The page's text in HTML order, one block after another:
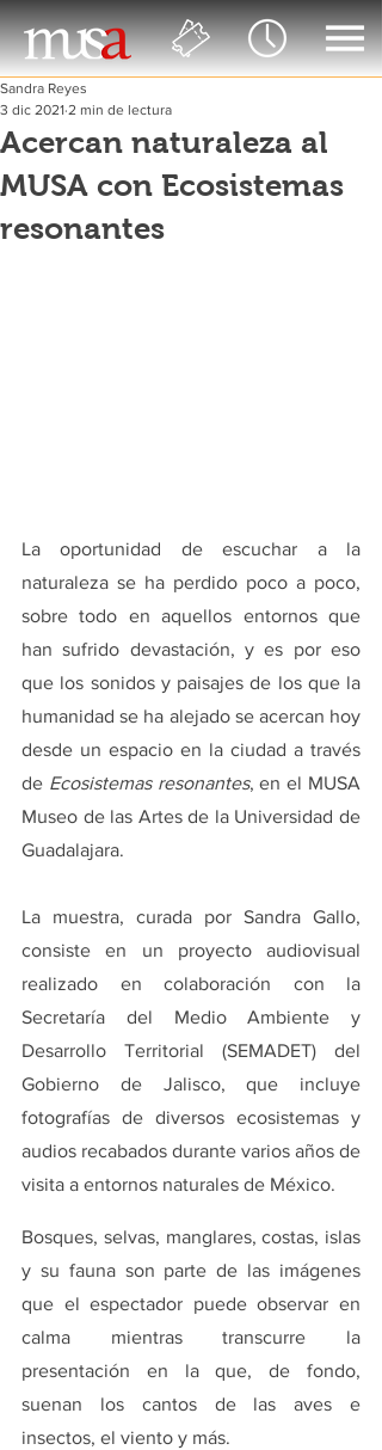
Acercan naturaleza al
MUSA con Ecosistemas
resonantes
Sandra Reyes
3 dic 2021 2 min de lectura
La oportunidad de escuchar a la
naturaleza se ha perdido poco a poco,
sobre todo en aquellos entornos que
han sufrido devastación, y es por eso
que los sonidos y paisajes de los que la
humanidad se ha alejado se acercan hoy
desde un espacio en la ciudad a través
de Ecosistemas resonantes, en el MUSA
Museo de las Artes de la Universidad de
Guadalajara.
La muestra, curada por Sandra Gallo,
consiste en un proyecto audiovisual
realizado en colaboración con la
Secretaría del Medio Ambiente y
Desarrollo Territorial (SEMADET) del
Gobierno de Jalisco, que incluye
fotografías de diversos ecosistemas y
audios recabados durante varios años de
visita a entornos naturales de México.
Bosques, selvas, manglares, costas, islas
y su fauna son parte de las imágenes
que el espectador puede observar en
calma mientras transcurre la
presentación en la que, de fondo,
suenan los cantos de las aves e
insectos, el viento y más.